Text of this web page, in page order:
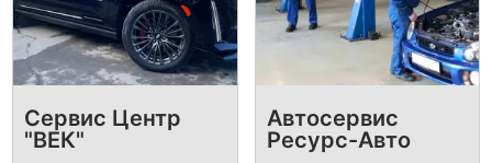
Сервис Центр
"ВЕК"
Автосервис
Ресурс-Авто